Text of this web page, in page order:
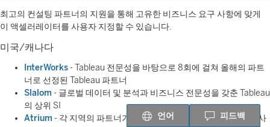
최고의 컨설팅 파트너의 지원을 통해 고유한 비즈니스 요구 사항에 맞게
이 액셀러레이터를 사용자 지정할 수 있습니다.
미국/캐나다
InterWorks - Tableau 전문성을 바탕으로 8회에 걸쳐 올해의 파트
너로 선정된 Tableau 파트너
Slalom - 글로벌 데이터 및 분석과 비즈니스 전문성을 갖춘 Tableau
의 상위 SI
Atrium - 각 지역의 파트너가 CRM, AI 및 분석을 통해 더 나은 의사
언어 피드백